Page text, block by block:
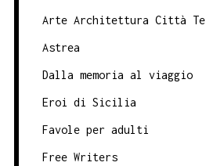
Arte Architettura Città
Astrea
Dalla memoria al viaggio
Eroi di Sicilia
Favole per adulti
Free Writers